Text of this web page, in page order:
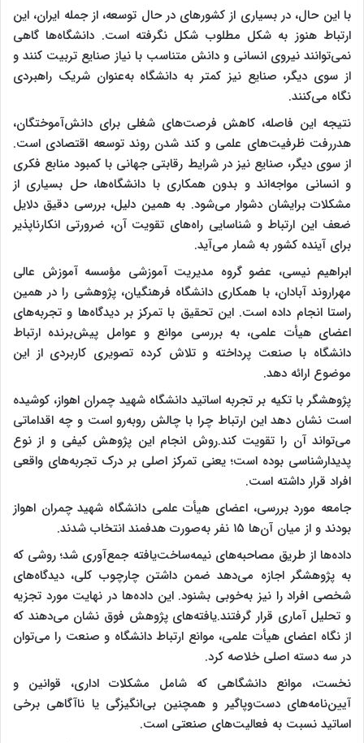
با این حال، در بسیاری از کشورهای در حال توسعه، از جمله ایران، این
ارتباط هنوز به شکل مطلوب شکل نگرفته است. دانشگاه‌ها گاهی
نمی‌توانند نیروی انسانی و دانش متناسب با نیاز صنایع تربیت کنند و
از سوی دیگر، صنایع نیز کمتر به دانشگاه به‌عنوان شریک راهبردی
نگاه می‌کنند.
نتیجه این فاصله، کاهش فرصت‌های شغلی برای دانش‌آموختگان،
هدررفت ظرفیت‌های علمی و کند شدن روند توسعه اقتصادی است.
از سوی دیگر، صنایع نیز در شرایط رقابتی جهانی با کمبود منابع فکری
و انسانی مواجه‌اند و بدون همکاری با دانشگاه‌ها، حل بسیاری از
مشکلات برایشان دشوار می‌شود. به همین دلیل، بررسی دقیق دلایل
ضعف این ارتباط و شناسایی راه‌های تقویت آن، ضرورتی انکارناپذیر
برای آینده کشور به شمار می‌آید.
ابراهیم نیسی، عضو گروه مدیریت آموزشی مؤسسه آموزش عالی
مهراروند آبادان، با همکاری دانشگاه فرهنگیان، پژوهشی را در همین
راستا انجام داده است. این تحقیق با تمرکز بر دیدگاه‌ها و تجربه‌های
اعضای هیأت علمی، به بررسی موانع و عوامل پیش‌برنده ارتباط
دانشگاه با صنعت پرداخته و تلاش کرده تصویری کاربردی از این
موضوع ارائه دهد.
پژوهشگر با تکیه بر تجربه اساتید دانشگاه شهید چمران اهواز، کوشیده
است نشان دهد این ارتباط چرا با چالش روبه‌رو است و چه اقداماتی
می‌تواند آن را تقویت کند.روش انجام این پژوهش کیفی و از نوع
پدیدارشناسی بوده است؛ یعنی تمرکز اصلی بر درک تجربه‌های واقعی
افراد قرار داشته است.
جامعه مورد بررسی، اعضای هیأت علمی دانشگاه شهید چمران اهواز
بودند و از میان آن‌ها ۱۵ نفر به‌صورت هدفمند انتخاب شدند.
داده‌ها از طریق مصاحبه‌های نیمه‌ساخت‌یافته جمع‌آوری شد؛ روشی که
به پژوهشگر اجازه می‌دهد ضمن داشتن چارچوب کلی، دیدگاه‌های
شخصی افراد را نیز به‌خوبی بشنود. این داده‌ها در نهایت مورد تجزیه
و تحلیل آماری قرار گرفتند.یافته‌های پژوهش فوق نشان می‌دهند که
از نگاه اعضای هیأت علمی، موانع ارتباط دانشگاه و صنعت را می‌توان
در سه دسته اصلی خلاصه کرد.
نخست، موانع دانشگاهی که شامل مشکلات اداری، قوانین و
آیین‌نامه‌های دست‌وپاگیر و همچنین بی‌انگیزگی یا ناآگاهی برخی
اساتید نسبت به فعالیت‌های صنعتی است.